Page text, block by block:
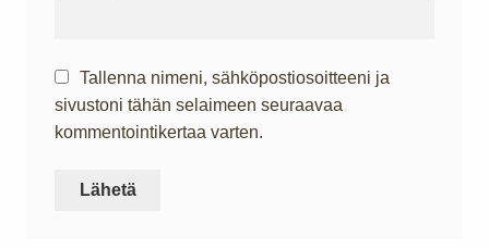
Tallenna nimeni, sähköpostiosoitteeni ja
sivustoni tähän selaimeen seuraavaa
kommentointikertaa varten.